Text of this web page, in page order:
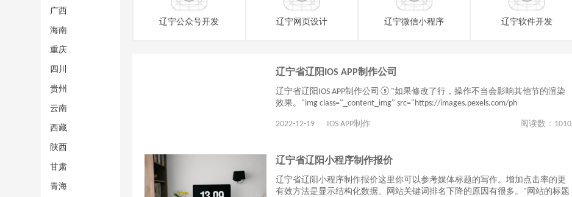
广西
海南
重庆
四川
贵州
云南
西藏
陕西
甘肃
青海
辽宁公众号开发 辽宁网页设计 辽宁微信小程序 辽宁软件开发
辽宁省辽阳IOS APP制作公司
辽宁省辽阳IOS APP制作公司⑤"如果修改了行，操作不当会影响其他节的渲染
效果。"img class="_content_img" src="https://images.pexels.com/ph
2022-12-19 IOS APP制作 阅读数： 1010
辽宁省辽阳小程序制作报价
辽宁省辽阳小程序制作报价这里你可以参考媒体标题的写作。增加点击率的更
有效方法是显示结构化数据。网站关键词排名下降的原因有很多。"网站的标题